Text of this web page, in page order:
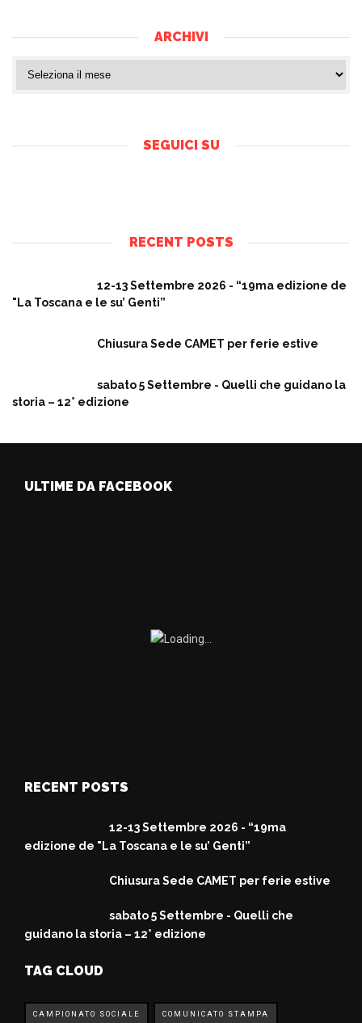
ARCHIVI
SEGUICI SU
RECENT POSTS
12-13 Settembre 2026 - “19ma edizione de
"La Toscana e le su’ Genti”
Chiusura Sede CAMET per ferie estive
sabato 5 Settembre - Quelli che guidano la
storia – 12° edizione
ULTIME DA FACEBOOK
RECENT POSTS
12-13 Settembre 2026 - “19ma
edizione de "La Toscana e le su’ Genti”
Chiusura Sede CAMET per ferie estive
sabato 5 Settembre - Quelli che
guidano la storia – 12° edizione
TAG CLOUD
CAMPIONATO SOCIALE COMUNICATO STAMPA